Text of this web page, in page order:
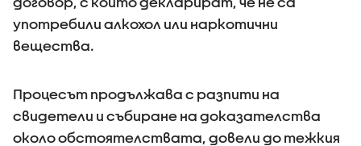
употребили алкохол или наркотични
вещества.
Процесът продължава с разпити на
свидетели и събиране на доказателства
около обстоятелствата, довели до тежкия